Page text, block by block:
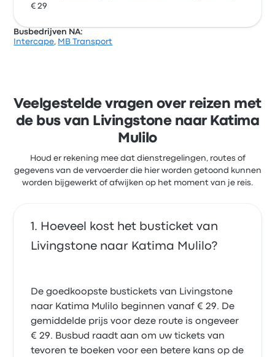
€ 29
Busbedrijven NA:
Intercape, MB Transport
Veelgestelde vragen over reizen met
de bus van Livingstone naar Katima
Mulilo
Houd er rekening mee dat dienstregelingen, routes of
gegevens van de vervoerder die hier worden getoond kunnen
worden bijgewerkt of afwijken op het moment van je reis.
Hoeveel kost het busticket van
Livingstone naar Katima Mulilo?
De goedkoopste bustickets van Livingstone
naar Katima Mulilo beginnen vanaf € 29. De
gemiddelde prijs voor deze route is ongeveer
€ 29. Busbud raadt aan om uw tickets van
tevoren te boeken voor een betere kans op de